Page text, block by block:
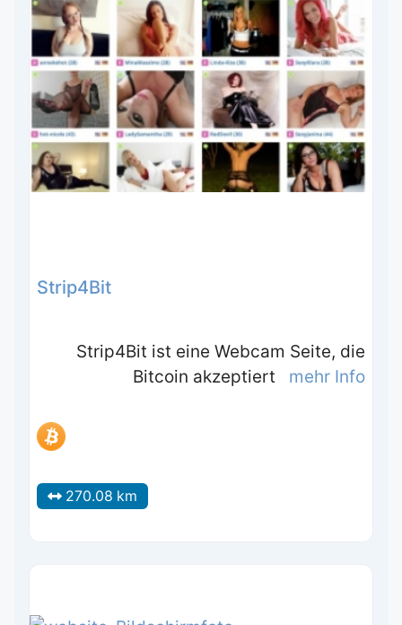
Strip4Bit
Strip4Bit ist eine Webcam Seite, die
Bitcoin akzeptiert mehr Info
270.08 km